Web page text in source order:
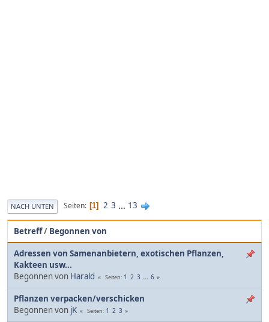
NACH UNTEN Seiten 1 2 3 ... 13
Betreff/ Begonnen von
Adressen von Samenanbietern, exotischen Pflanzen,
Kakteen usw...
Begonnen von Harald Seiten 1 2 3 ... 6
Pflanzen verpacken/verschicken
Begonnen von jK Seiten 1 2 3